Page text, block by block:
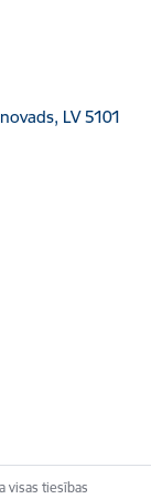
LV 5101
visas tiesības